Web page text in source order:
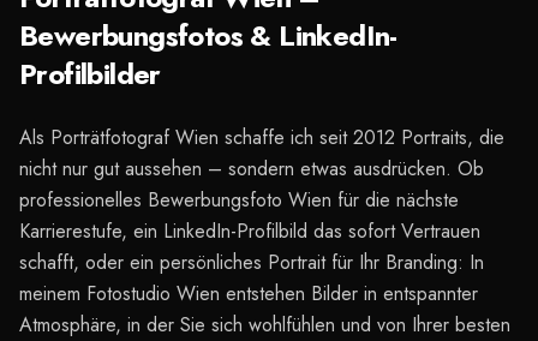
Bewerbungsfotos & LinkedIn-
Profilbilder
Als Porträtfotograf Wien schaffe ich seit 2012 Portraits, die
nicht nur gut aussehen – sondern etwas ausdrücken. Ob
professionelles Bewerbungsfoto Wien für die nächste
Karrierestufe, ein LinkedIn-Profilbild das sofort Vertrauen
schafft, oder ein persönliches Portrait für Ihr Branding: In
meinem Fotostudio Wien entstehen Bilder in entspannter
Atmosphäre, in der Sie sich wohlfühlen und von Ihrer besten